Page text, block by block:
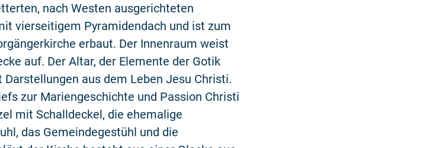
nach Westen ausgerichteten
vierseitigem Pyramidendach und ist zum
erbaut. Der Innenraum weist
auf. Der Altar, der Elemente der Gotik
aus dem Leben Jesu Christi.
zur Mariengeschichte und Passion Christi
mit Schalldeckel, die ehemalige
das Gemeindegestühl und die